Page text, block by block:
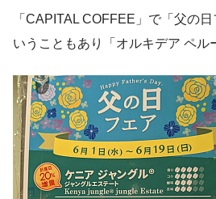
「CAPITAL COFFEE」で「父の
いうこともあり「オルキデア ペル